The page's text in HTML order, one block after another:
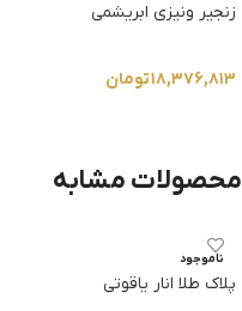
زنجیر ونیزی ابریشمی
۱۸,۳۷۶,۸۱۳تومان
محصولات مشابه
ناموجود
پلاک طلا انار یاقوتی